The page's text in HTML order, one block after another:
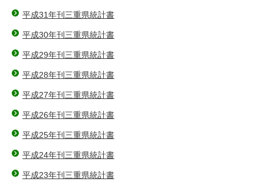
平成31年刊三重県統計書
平成30年刊三重県統計書
平成29年刊三重県統計書
平成28年刊三重県統計書
平成27年刊三重県統計書
平成26年刊三重県統計書
平成25年刊三重県統計書
平成24年刊三重県統計書
平成23年刊三重県統計書